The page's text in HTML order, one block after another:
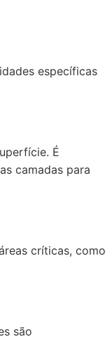
específicas
É
camadas para
críticas, como
são